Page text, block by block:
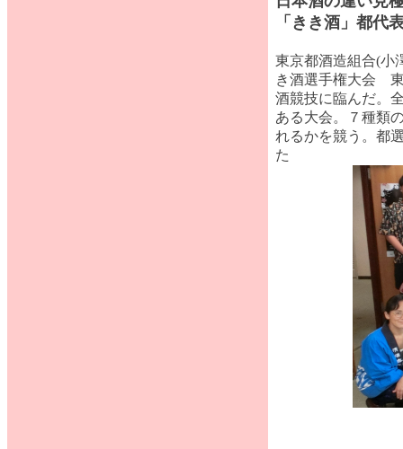
「きき酒」都
東京都酒造組合(小
き酒選手権大会 東
酒競技に臨んだ。
ある大会。７種類
れるかを競う。都
た